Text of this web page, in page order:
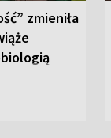
zmieniła